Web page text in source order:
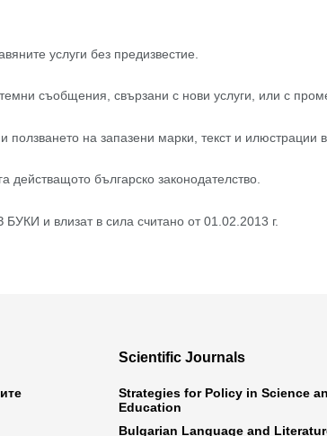
услуги без предизвестие.
съобщения, свързани с нови услуги, или с
на запазени марки, текст и илюстрации
българско законодателство.
и влизат в сила считано от 01.02.2013 г.
Scientific Journals
Strategies for Policy in Science
Education
Bulgarian Language and